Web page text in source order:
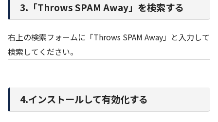
3.「Throws SPAM Away」を検索する
右上の検索フォームに「Throws SPAM Away」と入力して
検索してください。
4.インストールして有効化する